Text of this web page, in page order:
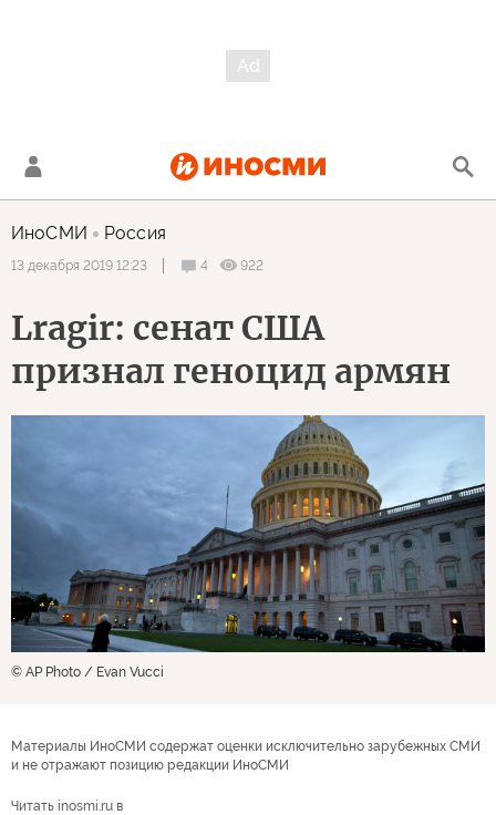
ИноСМИ Россия
13 декабря 2019 12:23 4 922
Lragir: сенат США
признал геноцид армян
© AP Photo / Evan Vucci
Материалы ИноСМИ содержат оценки исключительно зарубежных СМИ
и не отражают позицию редакции ИноСМИ
Читать inosmi.ru в